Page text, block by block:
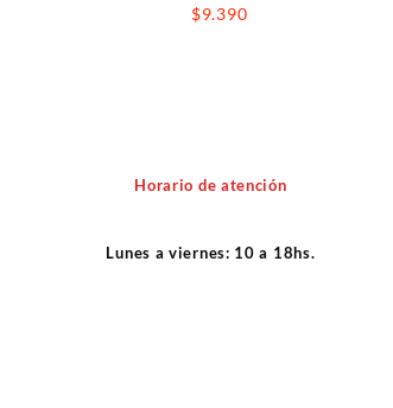
$9.390
Horario de atención
Lunes a viernes: 10 a 18hs.